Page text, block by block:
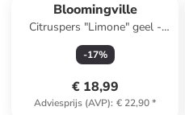
Bloomingville
Citruspers "Limone" geel -
(L)15,5 x (B)10,5 cm
-17%
€ 18,99
Adviesprijs (AVP): € 22,90*